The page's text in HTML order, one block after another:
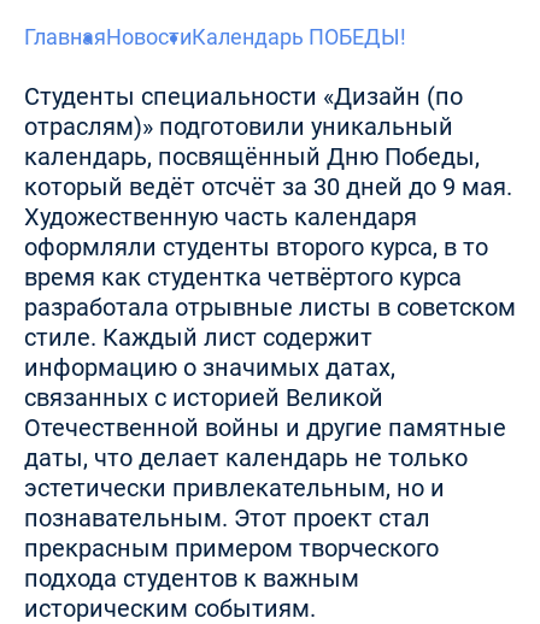
ГлавнаяНовостиКалендарь ПОБЕДЫ!
Студенты специальности «Дизайн (по
отраслям)» подготовили уникальный
календарь, посвящённый Дню Победы,
который ведёт отсчёт за 30 дней до 9 мая.
Художественную часть календаря
оформляли студенты второго курса, в то
время как студентка четвёртого курса
разработала отрывные листы в советском
стиле. Каждый лист содержит
информацию о значимых датах,
связанных с историей Великой
Отечественной войны и другие памятные
даты, что делает календарь не только
эстетически привлекательным, но и
познавательным. Этот проект стал
прекрасным примером творческого
подхода студентов к важным
историческим событиям.